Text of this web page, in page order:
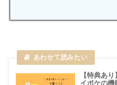
【特典あ
イポケの機